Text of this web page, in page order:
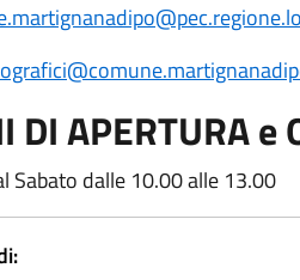
DI APERTURA e
Sabato dalle 10.00 alle 13.00